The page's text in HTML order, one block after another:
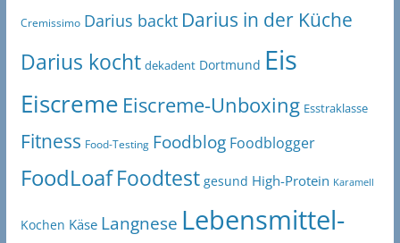
Cremissimo Darius backt Darius in der Küche
Darius kocht dekadent Dortmund Eis
Eiscreme Eiscreme-Unboxing Esstraklasse
Fitness Food-Testing Foodblog Foodblogger
FoodLoaf Foodtest gesund High-Protein Karamell
Kochen Käse Langnese Lebensmittel-